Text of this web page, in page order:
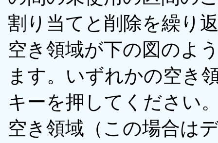
割り当てと削除を繰り
空き領域が下の図のよ
ます。いずれかの空き
キーを押してください
空き領域（この場合は